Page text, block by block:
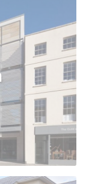
musée se
les âges. A